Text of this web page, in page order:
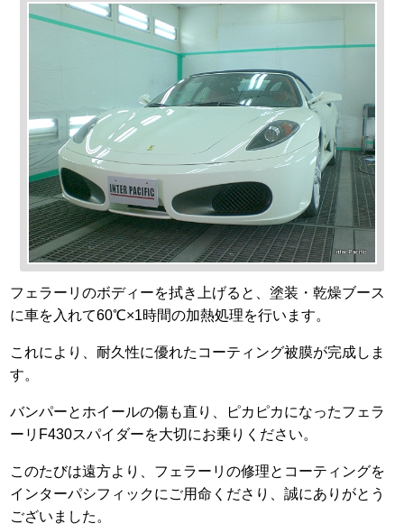
フェラーリのボディーを拭き上げると、塗装・乾燥ブース
に車を入れて60℃×1時間の加熱処理を行います。
これにより、耐久性に優れたコーティング被膜が完成しま
す。
バンパーとホイールの傷も直り、ピカピカになったフェラ
ーリF430スパイダーを大切にお乗りください。
このたびは遠方より、フェラーリの修理とコーティングを
インターパシフィックにご用命くださり、誠にありがとう
ございました。